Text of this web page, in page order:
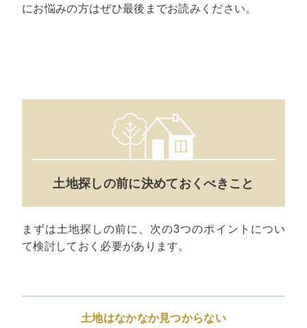
にお悩みの方はぜひ最後までお読みください。
土地探しの前に決めておくべきこと
まずは土地探しの前に、次の3つのポイントについ
て検討しておく必要があります。
土地はなかなか見つからない